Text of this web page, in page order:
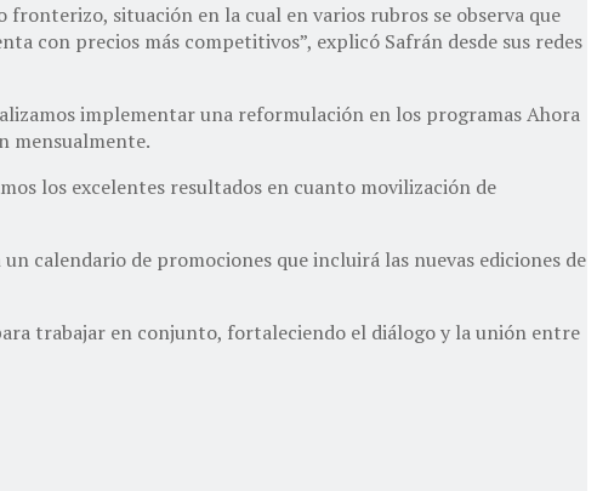
situación en la cual en varios rubros se observa que
con precios más competitivos”, explicó Safrán desde sus redes
implementar una reformulación en los programas Ahora
mensualmente.
los excelentes resultados en cuanto movilización de
calendario de promociones que incluirá las nuevas ediciones de
trabajar en conjunto, fortaleciendo el diálogo y la unión entre